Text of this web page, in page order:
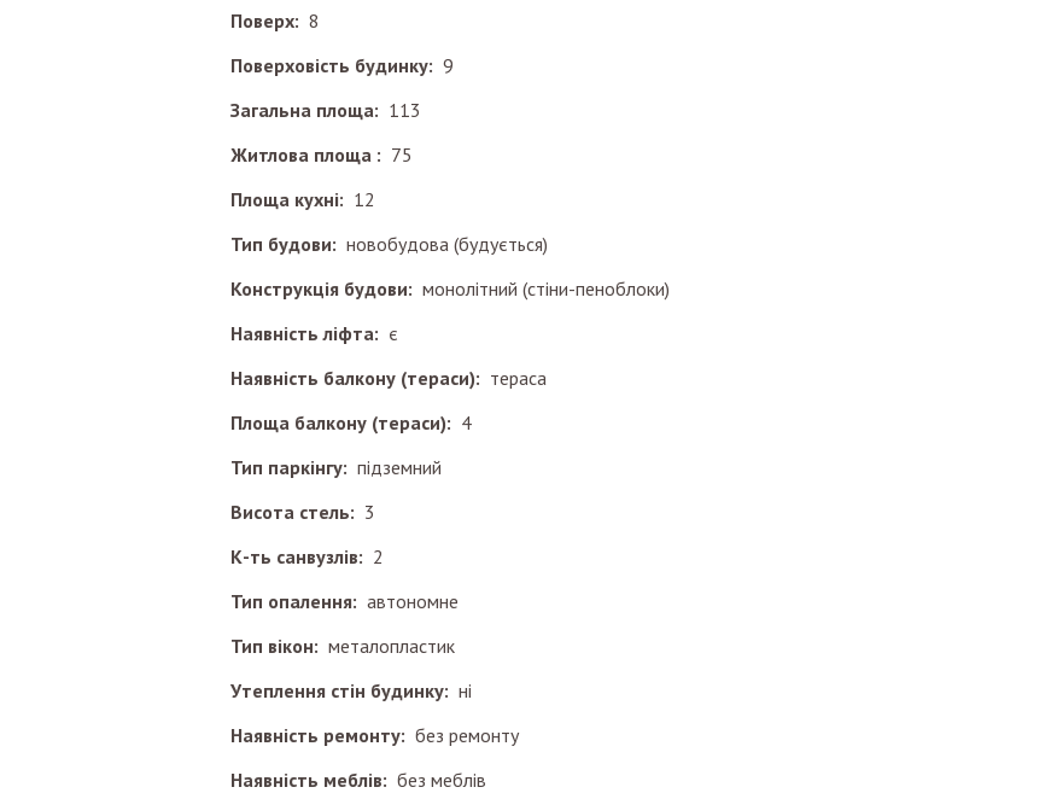
Поверх: 8
Поверховість будинку: 9
Загальна площа: 113
Житлова площа : 75
Площа кухні: 12
Тип будови: новобудова (будується)
Конструкція будови: монолітний (стіни-пеноблоки)
Наявність ліфта: є
Наявність балкону (тераси): тераса
Площа балкону (тераси): 4
Тип паркінгу: підземний
Висота стель: 3
К-ть санвузлів: 2
Тип опалення: автономне
Тип вікон: металопластик
Утеплення стін будинку: ні
Наявність ремонту: без ремонту
Наявність меблів: без меблів